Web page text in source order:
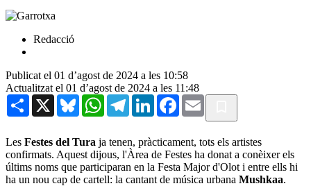
Redacció
Publicat el 01 d’agost de 2024 a les 10:58
Actualitzat el 01 d’agost de 2024 a les 11:48
Share X BlueskyWhatsAppTelegramLinkedInFacebook
Email
Les Festes del Tura ja tenen, pràcticament, tots els artistes
confirmats. Aquest dijous, l'Àrea de Festes ha donat a conèixer els
últims noms que participaran en la Festa Major d'Olot i entre ells hi
ha un nou cap de cartell: la cantant de música urbana Mushkaa.